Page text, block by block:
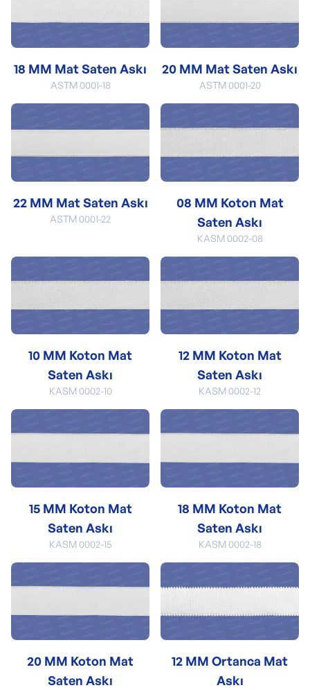
18 MM Mat Saten Askı
ASTM 0001-18
20 MM Mat Saten Askı
ASTM 0001-20
22 MM Mat Saten Askı
ASTM 0001-22
08 MM Koton Mat
Saten Askı
KASM 0002-08
10 MM Koton Mat
Saten Askı
KASM 0002-10
12 MM Koton Mat
Saten Askı
KASM 0002-12
15 MM Koton Mat
Saten Askı
KASM 0002-15
18 MM Koton Mat
Saten Askı
KASM 0002-18
20 MM Koton Mat
Saten Askı
12 MM Ortanca Mat
Askı